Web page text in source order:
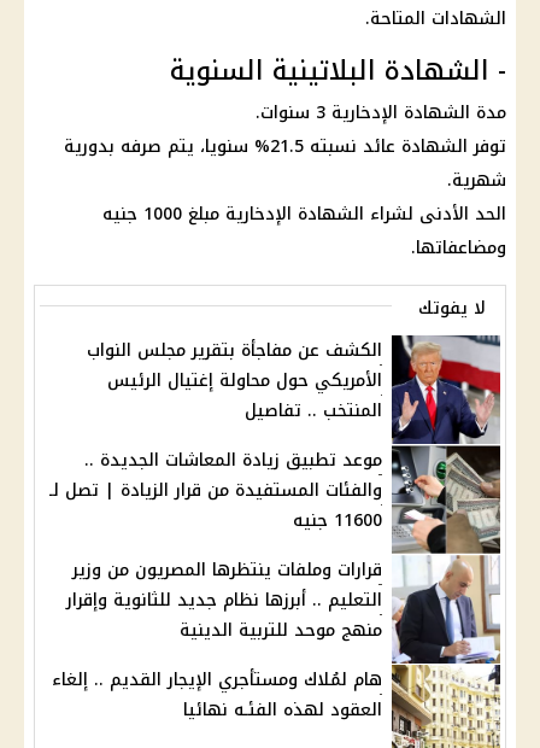
الشهادات المتاحة.
- الشهادة البلاتينية السنوية
مدة الشهادة الإدخارية 3 سنوات.
توفرالشهادة عائد
نسبته 21.5% سنويا، يتم صرفه بدورية
شهرية.
الحد الأدنى لشراء الشهادة
الإدخارية مبلغ 1000 جنيه
ومضاعفاتها.
لا يفوتك
الكشف عن مفاجأة بتقرير مجلس النواب
الأمريكي حول محاولة إغتيال الرئيس
المنتخب .. تفاصيل
موعد تطبيق زيادة المعاشات الجديدة ..
والفئات المستفيدة من قرار الزيادة | تصل لـ
11600 جنيه
قرارات وملفات ينتظرها المصريون من وزير
التعليم .. أبرزها نظام جديد للثانوية وإقرار
منهج موحد للتربية الدينية
هام لمُلاك ومستأجري الإيجار القديم .. إلغاء
العقود لهذه الفئـه نهائيا